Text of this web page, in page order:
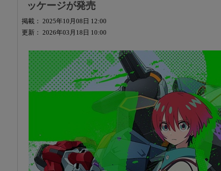
ッケージが発売
掲載： 2025年10月08日 12:00
更新： 2026年03月18日 10:00